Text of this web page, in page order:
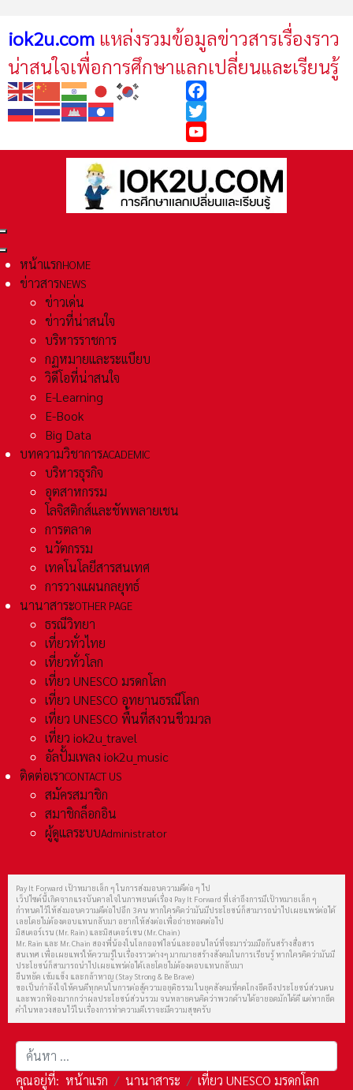
iok2u.com แหล่งรวมข้อมูลข่าวสารเรื่องราว
น่าสนใจเพื่อการศึกษาแลกเปลี่ยนและเรียนรู้
Facebook
Twitter
YouTube
หน้าแรกHOME
ข่าวสารNEWS
ข่าวเด่น
ข่าวที่น่าสนใจ
บริหารราชการ
กฏหมายและระเเบียบ
วิดีโอที่น่าสนใจ
E-Learning
E-Book
Big Data
บทความวิชาการACADEMIC
บริหารธุรกิจ
อุตสาหกรรม
โลจิสติกส์และชัพพลายเชน
การตลาด
นวัตกรรม
เทคโนโลยีสารสนเทศ
การวางแผนกลยุทธ์
นานาสาระOTHER PAGE
ธรณีวิทยา
เที่ยวทั่วไทย
เที่ยวทั่วโลก
เที่ยว UNESCO มรดกโลก
เที่ยว UNESCO อุทยานธรณีโลก
เที่ยว UNESCO พื้นที่สงวนชีวมวล
เที่ยว iok2u_travel
อัลปั้มเพลง iok2u_music
ติดต่อเราCONTACT US
สมัครสมาชิก
สมาชิกล็อกอิน
ผู้ดูแลระบบAdministrator
Pay It Forward เป้าหมายเล็ก ๆ ในการส่งมอบความดีต่อ ๆ ไป
เว็ปไซต์นี้เกิดจากแรงบันดาลใจในภาพยนต์เรื่อง Pay It Forward ที่เล่าถึงการมีเป้าหมายเล็ก ๆ
กำหนดไว้ให้ส่งมอบความดีต่อไปอีก 3 คน หากใครคิดว่ามันมีประโยชน์ก็สามารถนำไปเผยแพร่ต่อได้
เลยโดยไม่ต้องตอบแทนกลับมา อยากให้ส่งต่อเพื่อถ่ายทอดต่อไป
มิสเตอร์เรน (Mr. Rain) และมิสเตอร์เชน (Mr. Chain)
Mr. Rain และ Mr. Chain สองพี่น้องในโลกออฟไลน์และออนไลน์ที่จะมาร่วมมือกันสร้างสื่อสาร
สนเทศ เพื่อเผยแพร่ให้ความรู้ในเรื่องราวต่างๆ มากมายสร้างสังคมในการเรียนรู้ หากใครคิดว่ามันมี
ประโยชน์ก็สามารถนำไปเผยแพร่ต่อได้เลยโดยไม่ต้องตอบแทนกลับมา
ยืนหยัด เข้มแข็ง และกล้าหาญ (Stay Strong & Be Brave)
ขอเป็นกำลังใจให้คนดีทุกคนในการต่อสู้ความอยุติธรรม ในยุคสังคมที่คดโกงยึดถึงประโยชน์ส่วนตน
และพวกฟ้องมากกว่าผลประโยชน์ส่วนรวม จนหลายคนคิดว่าพวกด้านได้อายอดมักได้ดี แต่หากยึด
คำในหลวงสอนไว้ในเรื่องการทำความดีเราจะมีความสุขครับ
การค้นหา
คุณอยู่ที่: หน้าแรก นานาสาระ
เที่ยว UNESCO มรดกโลก